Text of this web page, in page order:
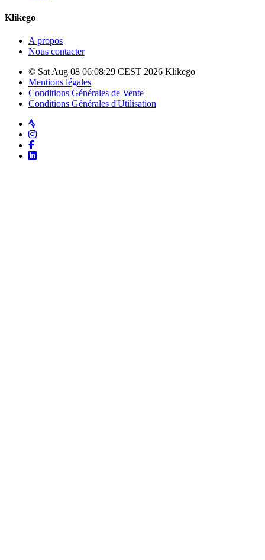
Klikego
A propos
Nous contacter
© Sat Aug 08 06:08:29 CEST 2026 Klikego
Mentions légales
Conditions Générales de Vente
Conditions Générales d'Utilisation
Strava
Instagram
Facebook
LinkedIn